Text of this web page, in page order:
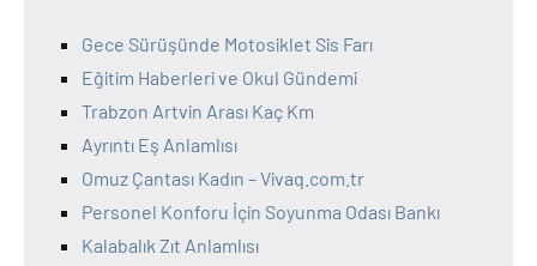
Gece Sürüşünde Motosiklet Sis Farı
Eğitim Haberleri ve Okul Gündemi
Trabzon Artvin Arası Kaç Km
Ayrıntı Eş Anlamlısı
Omuz Çantası Kadın – Vivaq.com.tr
Personel Konforu İçin Soyunma Odası Bankı
Kalabalık Zıt Anlamlısı